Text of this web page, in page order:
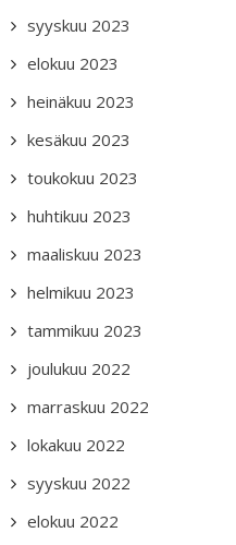
syyskuu 2023
elokuu 2023
heinäkuu 2023
kesäkuu 2023
toukokuu 2023
huhtikuu 2023
maaliskuu 2023
helmikuu 2023
tammikuu 2023
joulukuu 2022
marraskuu 2022
lokakuu 2022
syyskuu 2022
elokuu 2022